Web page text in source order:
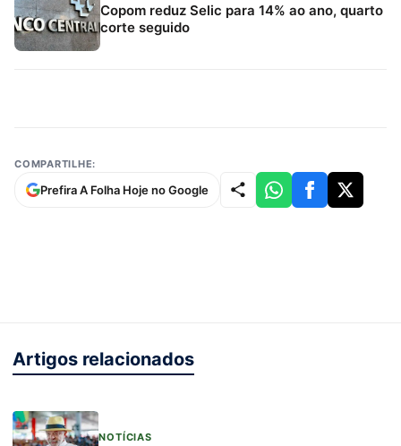
Copom reduz Selic para 14% ao ano, quarto
corte seguido
COMPARTILHE:
Prefira A Folha Hoje no Google
Artigos relacionados
NOTÍCIAS